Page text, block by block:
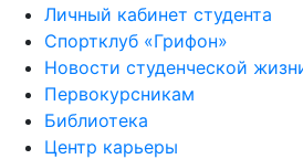
Личный кабинет студента
Спортклуб «Грифон»
Новости студенческой
Первокурсникам
Библиотека
Центр карьеры